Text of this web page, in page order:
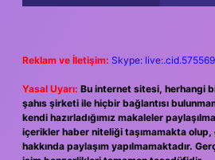
Reklam ve İletişim: Skype:
Yasal Uyarı: Bu internet sitesi, herhangi
şahıs şirketi ile hiçbir bağlantısı
kendi hazırladığımız makaleler
içerikler haber niteliği taşımamakta
hakkında paylaşım yapılmamaktadır.